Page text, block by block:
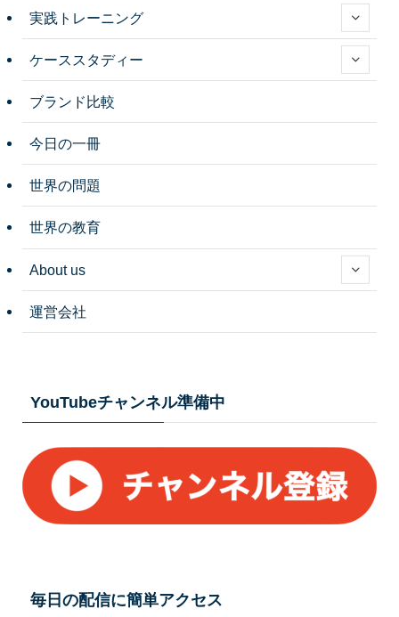
実践トレーニング
ケーススタディー
ブランド比較
今日の一冊
世界の問題
世界の教育
About us
運営会社
YouTubeチャンネル準備中
毎日の配信に簡単アクセス